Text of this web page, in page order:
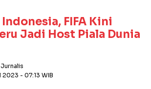
FIFA Kini
Jadi Host Piala Dunia
2023 - 07:13 WIB